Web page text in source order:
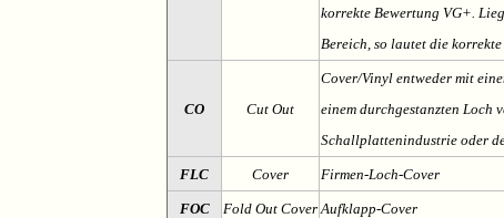
korrekte Bewertung VG+.
Bereich, so lautet die
CO Cut Out
Cover/Vinyl entweder mit
einem durchgestanzten Loch
Schallplattenindustrie oder
FLC Cover Firmen-Loch-Cover
FOC Fold Out Cover Aufklapp-Cover